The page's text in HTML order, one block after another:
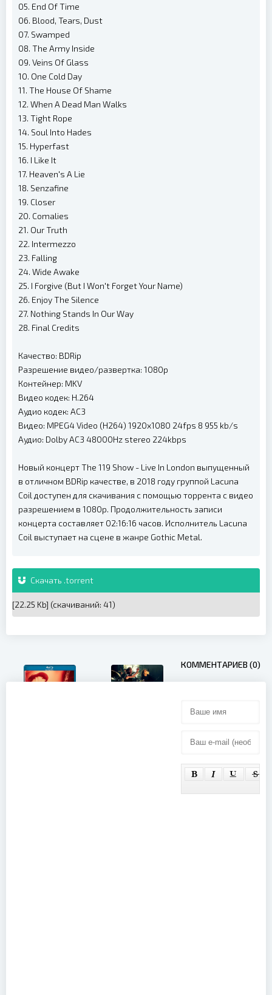
05. End Of Time
06. Blood, Tears, Dust
07. Swamped
08. The Army Inside
09. Veins Of Glass
10. One Cold Day
11. The House Of Shame
12. When A Dead Man Walks
13. Tight Rope
14. Soul Into Hades
15. Hyperfast
16. I Like It
17. Heaven's A Lie
18. Senzafine
19. Closer
20. Comalies
21. Our Truth
22. Intermezzo
23. Falling
24. Wide Awake
25. I Forgive (But I Won't Forget Your Name)
26. Enjoy The Silence
27. Nothing Stands In Our Way
28. Final Credits
Качество: BDRip
Разрешение видео/развертка: 1080p
Контейнер: MKV
Видео кодек: H.264
Аудио кодек: AC3
Видео: MPEG4 Video (H264) 1920x1080 24fps 8 955 kb/s
Аудио: Dolby AC3 48000Hz stereo 224kbps
Новый концерт The 119 Show - Live In London выпущенный
в отличном BDRip качестве, в 2018 году группой Lacuna
Coil доступен для скачивания с помощью торрента с видео
разрешением в 1080p. Продолжительность записи
концерта составляет 02:16:16 часов. Исполнитель Lacuna
Coil выступает на сцене в жанре Gothic Metal.
Скачать .torrent
[22.25 Kb] (cкачиваний: 41)
КОММЕНТАРИЕВ (0)